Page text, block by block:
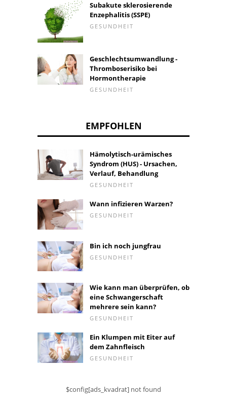
Subakute sklerosierende
Enzephalitis (SSPE)
GESUNDHEIT
Geschlechtsumwandlung -
Thromboserisiko bei
Hormontherapie
GESUNDHEIT
EMPFOHLEN
Hämolytisch-urämisches
Syndrom (HUS) - Ursachen,
Verlauf, Behandlung
GESUNDHEIT
Wann infizieren Warzen?
GESUNDHEIT
Bin ich noch jungfrau
GESUNDHEIT
Wie kann man überprüfen, ob
eine Schwangerschaft
mehrere sein kann?
GESUNDHEIT
Ein Klumpen mit Eiter auf
dem Zahnfleisch
GESUNDHEIT
$config[ads_kvadrat] not found